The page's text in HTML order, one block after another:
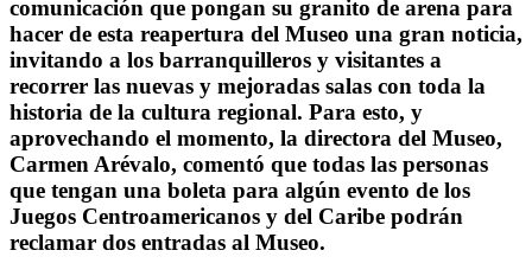
comunicación que pongan su granito de arena para
hacer de esta reapertura del Museo una gran noticia,
invitando a los barranquilleros y visitantes a
recorrer las nuevas y mejoradas salas con toda la
historia de la cultura regional. Para esto, y
aprovechando el momento, la directora del Museo,
Carmen Arévalo, comentó que todas las personas
que tengan una boleta para algún evento de los
Juegos Centroamericanos y del Caribe podrán
reclamar dos entradas al Museo.